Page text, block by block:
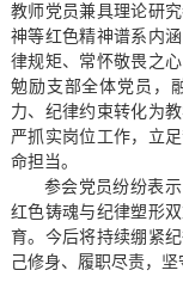
教师党员兼具理论研
神等红色精神谱系内
律规矩、常怀敬畏之
勉励支部全体党员，
力、纪律约束转化为
严抓实岗位工作，立
命担当。
参会党员纷纷表
红色铸魂与纪律塑形
育。今后将持续绷紧
己修身、履职尽责，